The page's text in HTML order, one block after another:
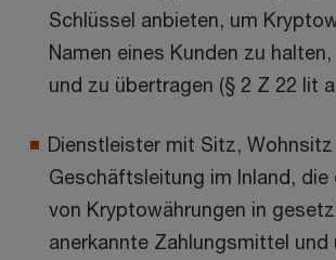
Schlüssel anbieten, um
Namen eines Kunden zu
und zu übertragen (§ 2 Z 22 lit
Dienstleister mit Sitz,
Geschäftsleitung im Inland, die
von Kryptowährungen in
anerkannte Zahlungsmittel und